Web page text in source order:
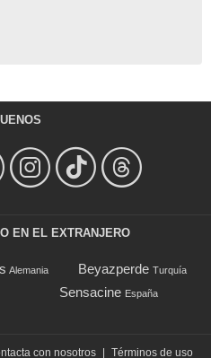
EN EL EXTRANJERO
Alemania Beyazperde Turquía
Sensacine España
con nosotros | Términos de uso